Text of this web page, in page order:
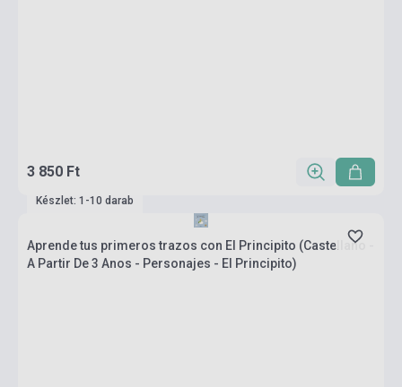
3 850 Ft
Készlet: 1-10 darab
Aprende tus primeros trazos con El Principito (Castellano -
A Partir De 3 Anos - Personajes - El Principito)